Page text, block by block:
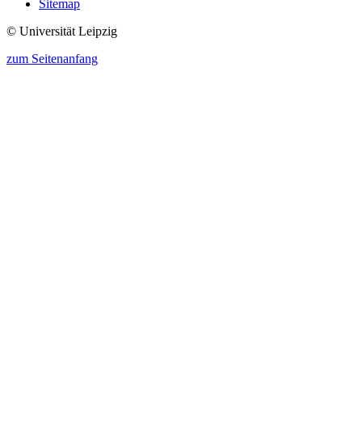
Sitemap
© Universität Leipzig
zum Seitenanfang